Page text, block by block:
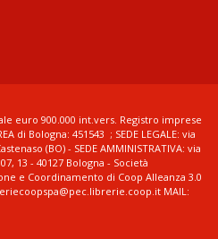
euro 900.000 int.vers. Registro imprese
di Bologna: 451543 ; SEDE LEGALE: via
(BO) - SEDE AMMINISTRATIVA: via
13 - 40127 Bologna - Società
e Coordinamento di Coop Alleanza 3.0
MAIL: